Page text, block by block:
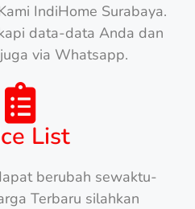
IndiHome Surabaya.
data-data Anda dan
via Whatsapp.
List
berubah sewaktu-
Terbaru silahkan